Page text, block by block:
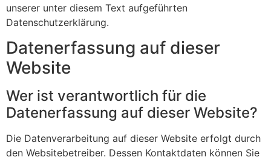
unserer unter diesem Text aufgeführten
Datenschutzerklärung.
Datenerfassung auf dieser
Website
Wer ist verantwortlich für die
Datenerfassung auf dieser Website?
Die Datenverarbeitung auf dieser Website erfolgt durch
den Websitebetreiber. Dessen Kontaktdaten können Sie